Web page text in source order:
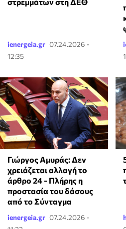
στρεμμάτων στη ΔΕΘ
ienergeia.gr 07.24.2026 -
12:35
Γιώργος Αμυράς: Δεν
χρειάζεται αλλαγή το
άρθρο 24 - Πλήρης η
προστασία του δάσους
από το Σύνταγμα
ienergeia.gr 07.24.2026 -